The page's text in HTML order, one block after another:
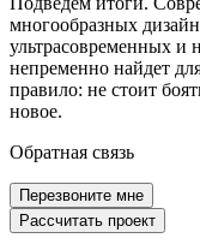
многообразных
ультрасовременных и
непременно найдет
правило: не стоит
новое.
Обратная связь
Перезвоните мне
Рассчитать проект